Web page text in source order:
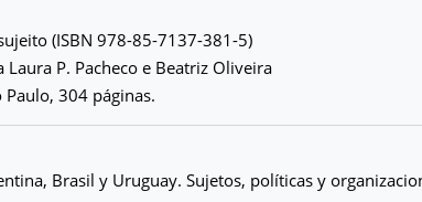
(ISBN 978-85-7137-381-5)
Laura P. Pacheco e Beatriz Oliveira
Paulo, 304 páginas.
Brasil y Uruguay. Sujetos, políticas y